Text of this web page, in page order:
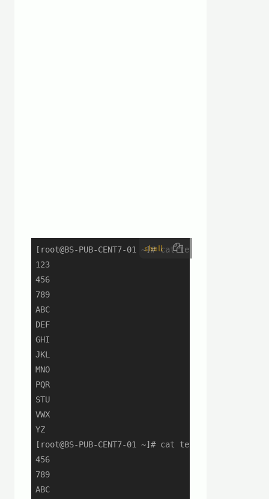
shell
[root@BS-PUB-CENT7-01 ~]# cat test3.txt
123
456
789
ABC
DEF
GHI
JKL
MNO
PQR
STU
VWX
YZ
[root@BS-PUB-CENT7-01 ~]# cat test3.txt | tail
456
789
ABC